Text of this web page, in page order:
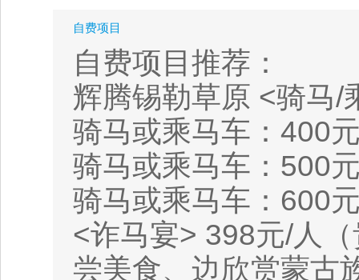
自费项目
自费项目推荐：
辉腾锡勒草原 <骑马/
骑马或乘马车：400
骑马或乘马车：500
骑马或乘马车：600
<诈马宴> 398元/人
尝美食、边欣赏蒙古